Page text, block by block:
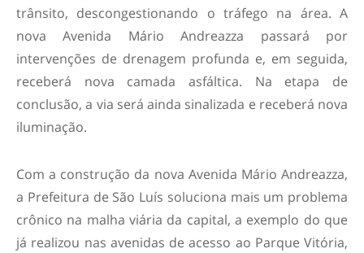
trânsito, descongestionando o tráfego na área. A
nova Avenida Mário Andreazza passará por
intervenções de drenagem profunda e, em seguida,
receberá nova camada asfáltica. Na etapa de
conclusão, a via será ainda sinalizada e receberá nova
iluminação.
Com a construção da nova Avenida Mário Andreazza,
a Prefeitura de São Luís soluciona mais um problema
crônico na malha viária da capital, a exemplo do que
já realizou nas avenidas de acesso ao Parque Vitória,